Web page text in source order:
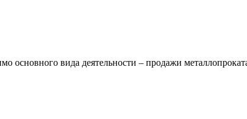
основного вида деятельности – продажи